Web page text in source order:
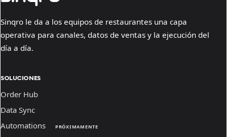
Sinqro le da a los equipos de restaurantes una capa
operativa para canales, datos de ventas y la ejecución del
día a día.
SOLUCIONES
Order Hub
Data Sync
Automations
PRÓXIMAMENTE